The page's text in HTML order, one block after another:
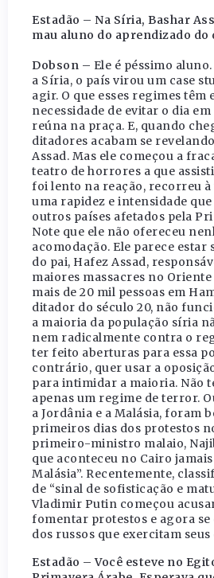
Estadão – Na Síria, Bashar
mau aluno do aprendizado do
Dobson – Ele é péssimo
a Síria, o país virou um case
agir. O que esses regimes têm
necessidade de evitar o dia em
reúna na praça. E, quando
ditadores acabam se
Assad. Mas ele começou a
teatro de horrores a que
foi lento na reação, recorreu
uma rapidez e intensidade
outros países afetados pela
Note que ele não ofereceu
acomodação. Ele parece
do pai, Hafez Assad,
maiores massacres no
mais de 20 mil pessoas em
ditador do século 20, não
a maioria da população síria
nem radicalmente contra o
ter feito aberturas para essa
contrário, quer usar a
para intimidar a maioria. Não
apenas um regime de terror.
a Jordânia e a Malásia, foram
primeiros dias dos protestos
primeiro-ministro malaio,
que aconteceu no Cairo
Malásia”. Recentemente,
de “sinal de sofisticação e
Vladimir Putin começou
fomentar protestos e agora se
dos russos que exercitam
Estadão – Você esteve no